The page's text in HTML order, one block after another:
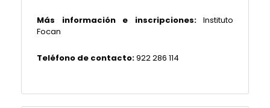
Más información e inscripciones:Instituto
Focan
Teléfono de contacto:922 286 114